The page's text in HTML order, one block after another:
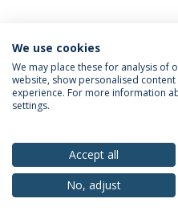
Política de Privacidade
Direitos do
© 2026
We use cookies
We may place these for analysis of
website, show personalised
experience. For more information
settings.
Accept all
No, adjust